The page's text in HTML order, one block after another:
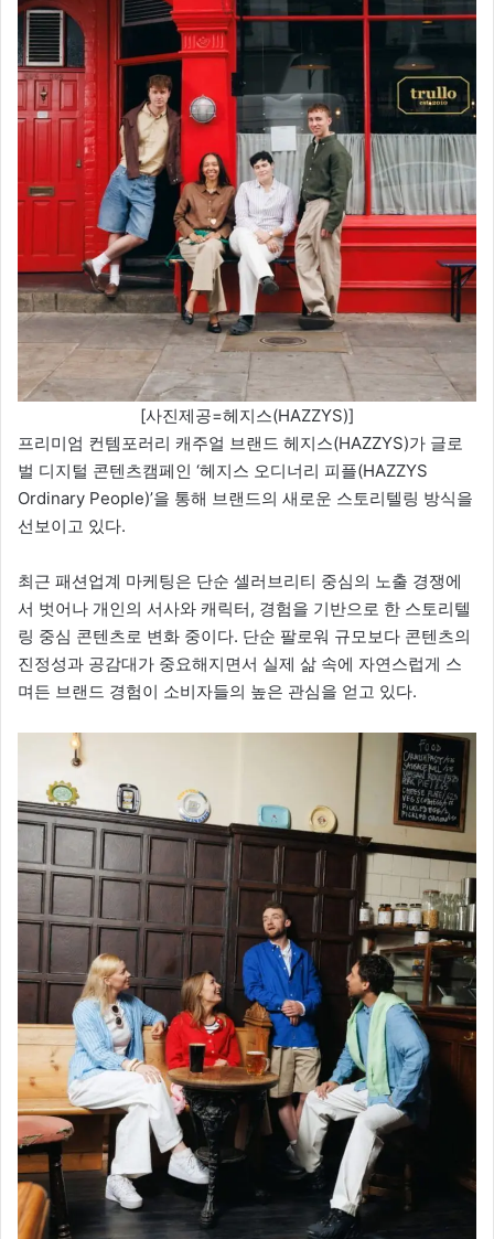
[사진제공=헤지스(HAZZYS)]
프리미엄 컨템포러리 캐주얼 브랜드 헤지스(HAZZYS)가 글로
벌 디지털 콘텐츠캠페인 ‘헤지스 오디너리 피플(HAZZYS
Ordinary People)’을 통해 브랜드의 새로운 스토리텔링 방식을
선보이고 있다.
최근 패션업계 마케팅은 단순 셀러브리티 중심의 노출 경쟁에
서 벗어나 개인의 서사와 캐릭터, 경험을 기반으로 한 스토리텔
링 중심 콘텐츠로 변화 중이다. 단순 팔로워 규모보다 콘텐츠의
진정성과 공감대가 중요해지면서 실제 삶 속에 자연스럽게 스
며든 브랜드 경험이 소비자들의 높은 관심을 얻고 있다.